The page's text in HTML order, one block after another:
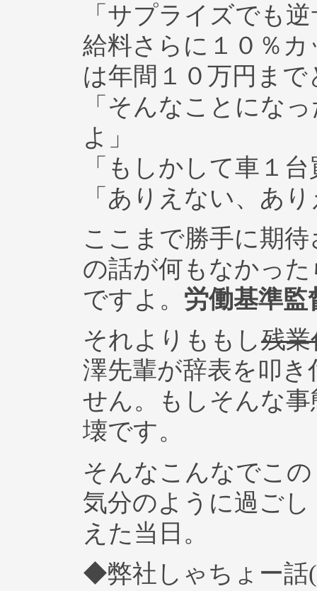
「サプライズでも
給料さらに１０％
は年間１０万円まで
「そんなことにな
よ」
「もしかして車１
「ありえない、あ
ここまで勝手に期
の話が何もなかっ
ですよ。 労働基準監
それよりももし残業
澤先輩が辞表を叩
せん。もしそんな
壊です。
そんなこんなでこ
気分のように過ご
えた当日。
◆弊社しゃちょー話